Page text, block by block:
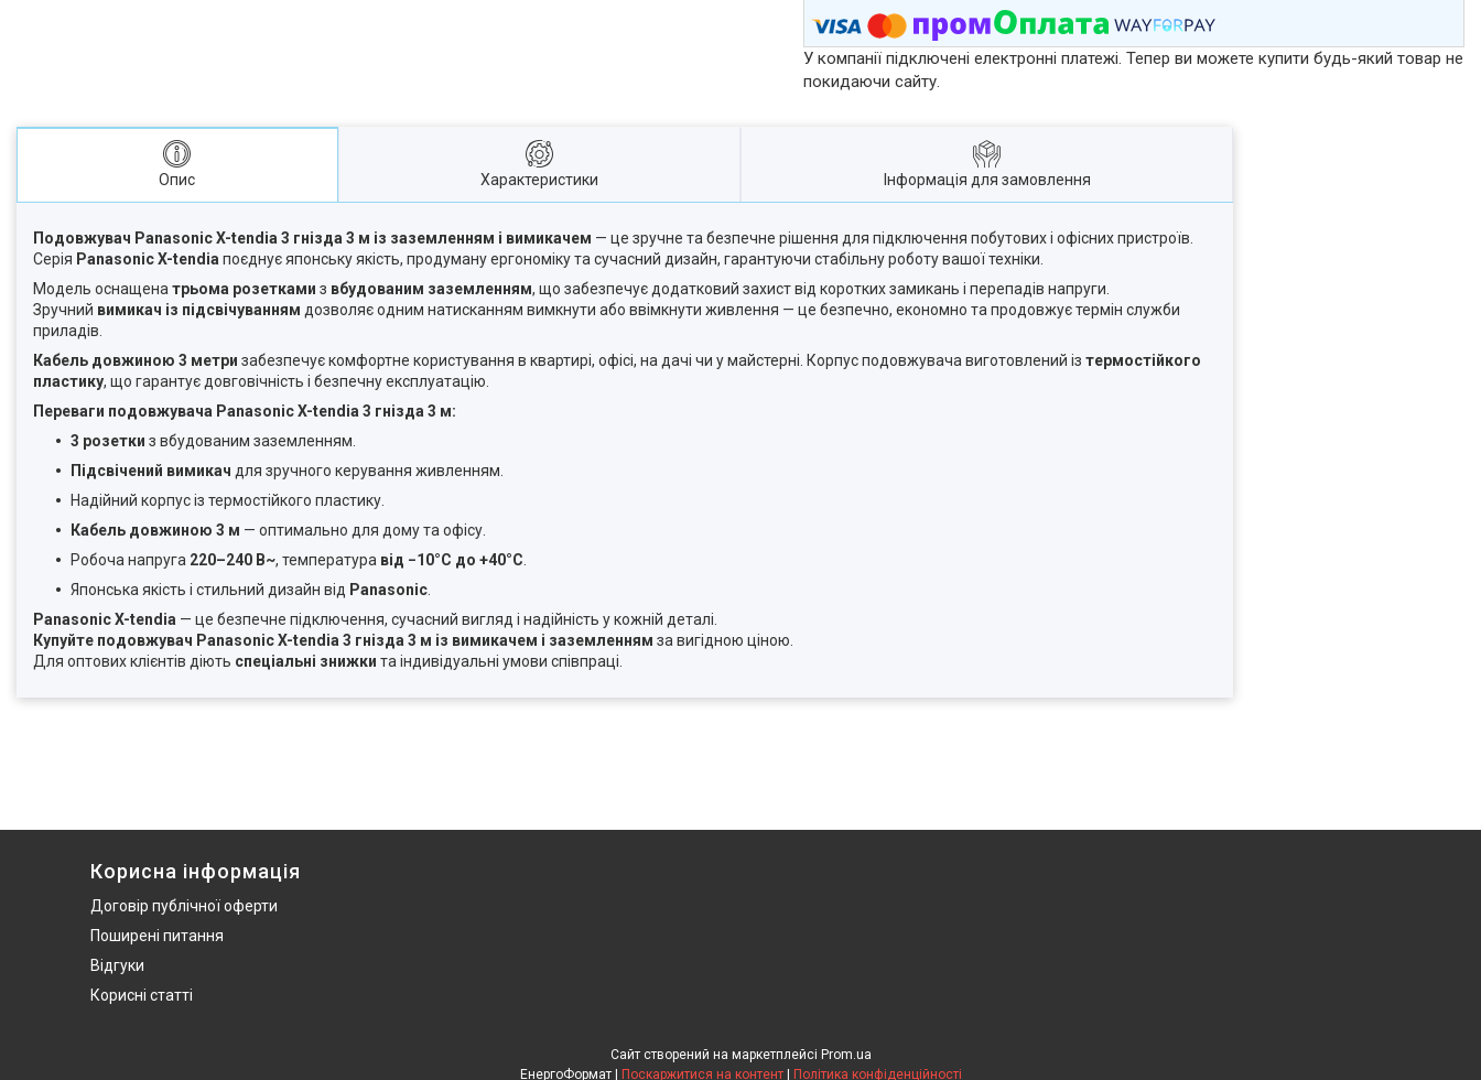
У компанії підключені електронні платежі. Тепер ви можете купити будь-який товар не
покидаючи сайту.
Опис Характеристики Інформація для замовлення
Подовжувач Panasonic X-tendia 3 гнізда 3 м із заземленням і вимикачем — це зручне та безпечне рішення для підключення побутових і офісних пристроїв.
Серія Panasonic X-tendia поєднує японську якість, продуману ергономіку та сучасний дизайн, гарантуючи стабільну роботу вашої техніки.
Модель оснащена трьома розетками з вбудованим заземленням, що забезпечує додатковий захист від коротких замикань і перепадів напруги.
Зручний вимикач із підсвічуванням дозволяє одним натисканням вимкнути або ввімкнути живлення — це безпечно, економно та продовжує термін служби
приладів.
Кабель довжиною 3 метри забезпечує комфортне користування в квартирі, офісі, на дачі чи у майстерні. Корпус подовжувача виготовлений із термостійкого
пластику, що гарантує довговічність і безпечну експлуатацію.
Переваги подовжувача Panasonic X-tendia 3 гнізда 3 м:
3 розетки з вбудованим заземленням.
Підсвічений вимикач для зручного керування живленням.
Надійний корпус із термостійкого пластику.
Кабель довжиною 3 м — оптимально для дому та офісу.
Робоча напруга 220–240 В~, температура від −10°C до +40°C
Японська якість і стильний дизайн від Panasonic
Panasonic X-tendia — це безпечне підключення, сучасний вигляд і надійність у кожній деталі.
Купуйте подовжувач Panasonic X-tendia 3 гнізда 3 м із вимикачем і заземленням за вигідною ціною.
Для оптових клієнтів діють спеціальні знижки та індивідуальні умови співпраці.
Корисна інформація
Договір публічної оферти
Поширені питання
Відгуки
Корисні статті
Сайт створений на маркетплейсі Prom.ua
Поскаржитися на контент Політика конфіденційності